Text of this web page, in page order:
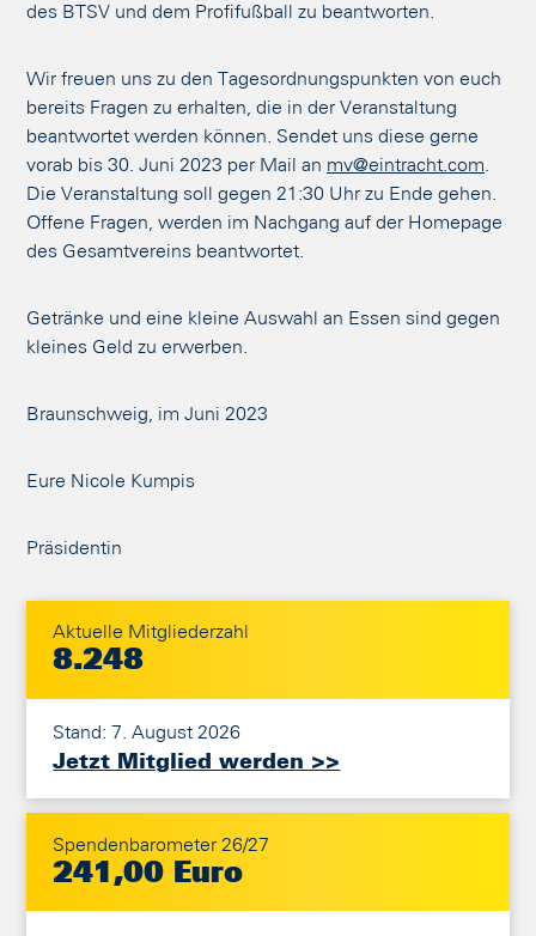
des BTSV und dem Profifußball zu beantworten.
Wir freuen uns zu den Tagesordnungspunkten von euch
bereits Fragen zu erhalten, die in der Veranstaltung
beantwortet werden können. Sendet uns diese gerne
vorab bis 30. Juni 2023 per Mail an mv@eintracht.com
Die Veranstaltung soll gegen 21:30 Uhr zu Ende gehen.
Offene Fragen, werden im Nachgang auf der Homepage
des Gesamtvereins beantwortet.
Getränke und eine kleine Auswahl an Essen sind gegen
kleines Geld zu erwerben.
Braunschweig, im Juni 2023
Eure Nicole Kumpis
Präsidentin
Aktuelle Mitgliederzahl
8.248
Stand: 7. August 2026
Jetzt Mitglied werden >>
Spendenbarometer 26/27
241,00 Euro